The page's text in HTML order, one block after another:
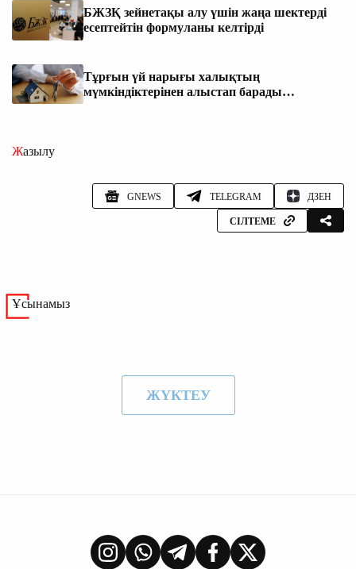
БЖЗҚ зейнетақы алу үшін жаңа шектерді
есептейтін формуланы келтірді
Тұрғын үй нарығы халықтың
мүмкіндіктерінен алыстап барады…
Жазылу
GNEWS TELEGRAM ДЗЕН
СІЛТЕМЕ
Ұсынамыз
ЖҮКТЕУ